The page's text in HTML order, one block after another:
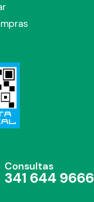
Consultas
341 644 9666